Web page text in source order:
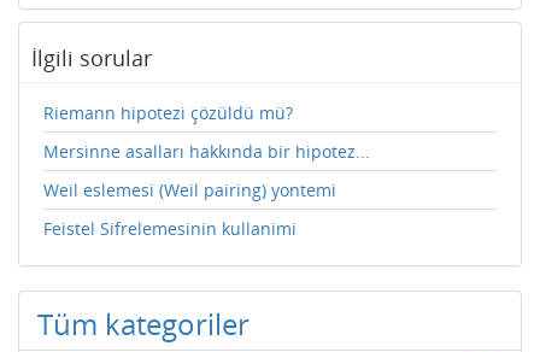
İlgili sorular
Riemann hipotezi çözüldü mü?
Mersinne asalları hakkında bir hipotez...
Weil eslemesi (Weil pairing) yontemi
Feistel Sifrelemesinin kullanimi
Tüm kategoriler